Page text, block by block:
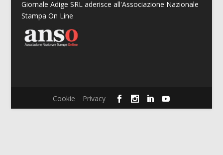
Giornale Adige SRL aderisce all'Associazione Nazionale
Stampa On Line
Cookie Privacy